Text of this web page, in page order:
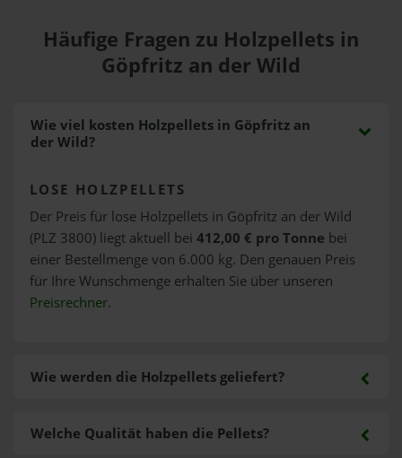
Häufige Fragen zu Holzpellets in
Göpfritz an der Wild
Wie viel kosten Holzpellets in Göpfritz an
der Wild?
LOSE HOLZPELLETS
Der Preis für lose Holzpellets in Göpfritz an der Wild
(PLZ 3800) liegt aktuell bei 412,00 € pro Tonne bei
einer Bestellmenge von 6.000 kg. Den genauen Preis
für Ihre Wunschmenge erhalten Sie über unseren
Preisrechner.
Wie werden die Holzpellets geliefert?
Welche Qualität haben die Pellets?